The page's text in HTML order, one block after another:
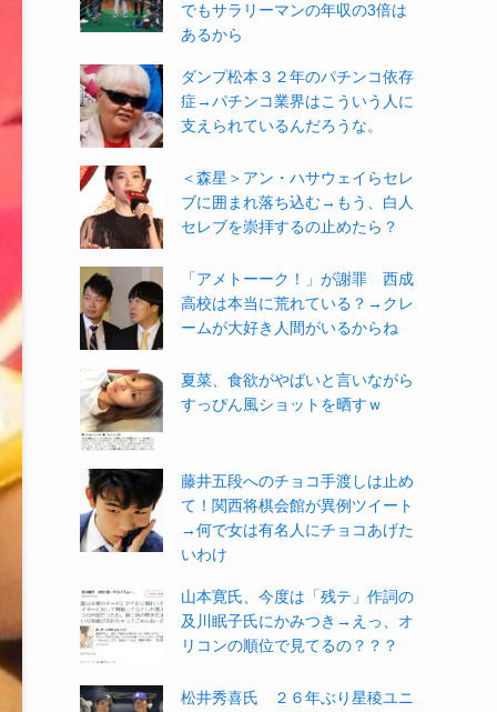
でもサラリーマンの年収の3倍は
あるから
ダンプ松本３２年のパチンコ依存
症→パチンコ業界はこういう人に
支えられているんだろうな。
＜森星＞アン・ハサウェイらセレ
ブに囲まれ落ち込む→もう、白人
セレブを崇拝するの止めたら？
「アメトーーク！」が謝罪 西成
高校は本当に荒れている？→クレ
ームが大好き人間がいるからね
夏菜、食欲がやばいと言いながら
すっぴん風ショットを晒すｗ
藤井五段へのチョコ手渡しは止め
て！関西将棋会館が異例ツイート
→何で女は有名人にチョコあげた
いわけ
山本寛氏、今度は「残テ」作詞の
及川眠子氏にかみつき→えっ、オ
リコンの順位で見てるの？？？
松井秀喜氏 ２６年ぶり星稜ユニ